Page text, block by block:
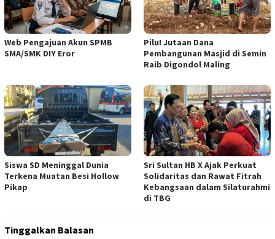
Web Pengajuan Akun SPMB
SMA/SMK DIY Eror
Pilu! Jutaan Dana
Pembangunan Masjid di Semin
Raib Digondol Maling
Siswa SD Meninggal Dunia
Terkena Muatan Besi Hollow
Pikap
Sri Sultan HB X Ajak Perkuat
Solidaritas dan Rawat Fitrah
Kebangsaan dalam Silaturahmi
di TBG
Tinggalkan Balasan